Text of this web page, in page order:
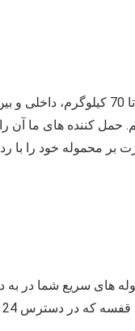
با خدمات اکسپرس پارسل بین المللی، ما
حمل کننده های ما آن
محموله خود را با
های سریع شما در به
در دسترس 24 / 7 است.